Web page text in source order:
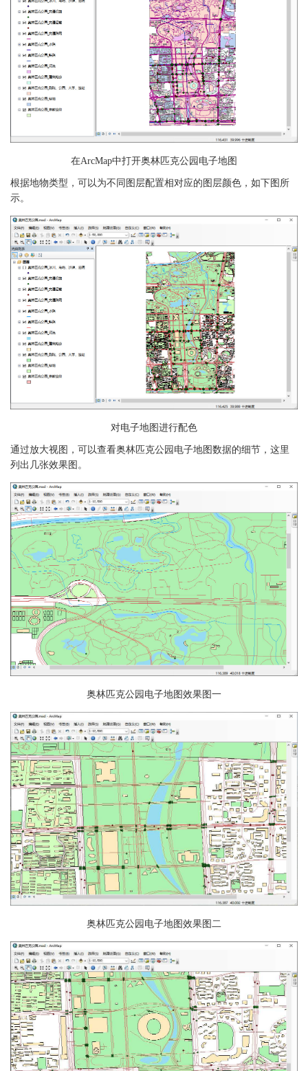
在ArcMap中打开奥林匹克公园电子地图
根据地物类型，可以为不同图层配置相对应的图层颜色，如下图所
示。
对电子地图进行配色
通过放大视图，可以查看奥林匹克公园电子地图数据的细节，这里
列出几张效果图。
奥林匹克公园电子地图效果图一
奥林匹克公园电子地图效果图二